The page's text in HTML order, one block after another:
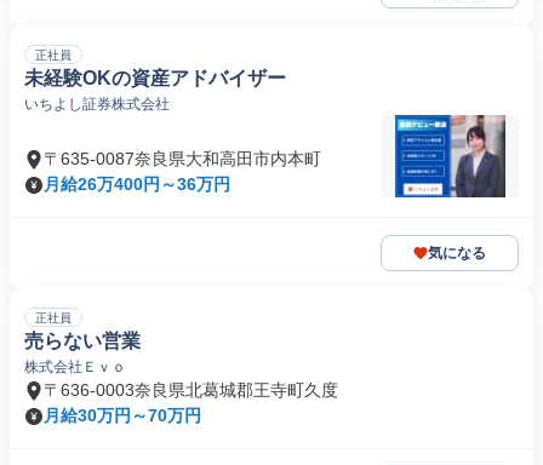
正社員
未経験OKの資産アドバイザー
いちよし証券株式会社
〒635-0087奈良県大和高田市内本町
月給26万400円～36万円
気になる
正社員
売らない営業
株式会社Ｅｖｏ
〒636-0003奈良県北葛城郡王寺町久度
月給30万円～70万円